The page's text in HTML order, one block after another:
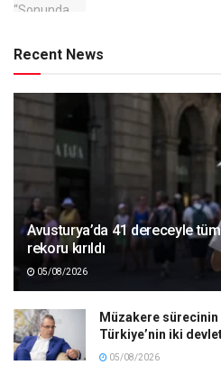
Recent News
Avusturya’da 41 dereceyle
rekoru kırıldı
05/08/2026
Müzakere
Türkiye’nin iki
05/08/2026